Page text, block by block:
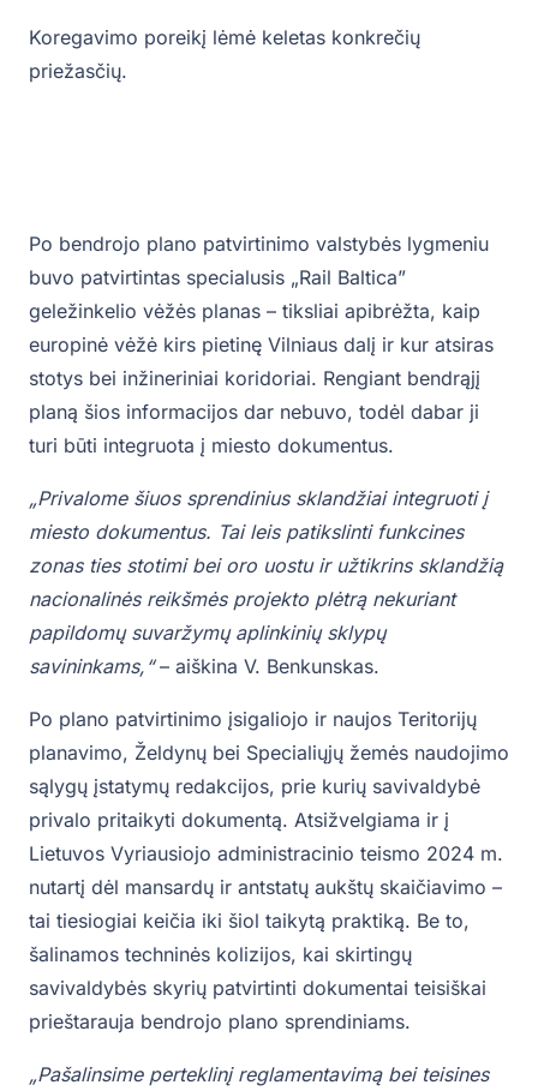
Koregavimo poreikį lėmė keletas konkrečių
priežasčių.
Po bendrojo plano patvirtinimo valstybės lygmeniu
buvo patvirtintas specialusis „Rail Baltica”
geležinkelio vėžės planas – tiksliai apibrėžta, kaip
europinė vėžė kirs pietinę Vilniaus dalį ir kur atsiras
stotys bei inžineriniai koridoriai. Rengiant bendrąjį
planą šios informacijos dar nebuvo, todėl dabar ji
turi būti integruota į miesto dokumentus.
„Privalome šiuos sprendinius sklandžiai integruoti į
miesto dokumentus. Tai leis patikslinti funkcines
zonas ties stotimi bei oro uostu ir užtikrins sklandžią
nacionalinės reikšmės projekto plėtrą nekuriant
papildomų suvaržymų aplinkinių sklypų
savininkams, “– aiškina V. Benkunskas.
Po plano patvirtinimo įsigaliojo ir naujos Teritorijų
planavimo, Želdynų bei Specialiųjų žemės naudojimo
sąlygų įstatymų redakcijos, prie kurių savivaldybė
privalo pritaikyti dokumentą. Atsižvelgiama ir į
Lietuvos Vyriausiojo administracinio teismo 2024 m.
nutartį dėl mansardų ir antstatų aukštų skaičiavimo –
tai tiesiogiai keičia iki šiol taikytą praktiką. Be to,
šalinamos techninės kolizijos, kai skirtingų
savivaldybės skyrių patvirtinti dokumentai teisiškai
prieštarauja bendrojo plano sprendiniams.
„Pašalinsime perteklinį reglamentavimą bei teisines